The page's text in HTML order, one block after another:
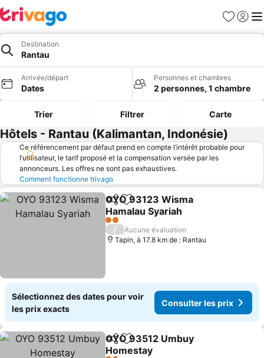
Favoris
Se
Destination
Rantau
Arrivée/départ
Dates
Personnes et chambres
2 personnes, 1 chambre
Trier Filtrer Carte
Hôtels - Rantau (Kalimantan, Indonésie)
Ce référencement par défaut prend en compte l’intérêt probable pour
l’utilisateur, le tarif proposé et la compensation versée par les
annonceurs. Les offres ne sont pas exhaustives.
Comment fonctionne trivago
PartagerAjouter à mes favoris
OYO 93123 Wisma
Hamalau Syariah
2 Étoiles
/
Aucune évaluation
Tapin, à 17.8 km de : Rantau
Sélectionnez des dates pour voir
les prix exacts
Consulter les prix
PartagerAjouter à mes favoris
OYO 93512 Umbuy
Homestay